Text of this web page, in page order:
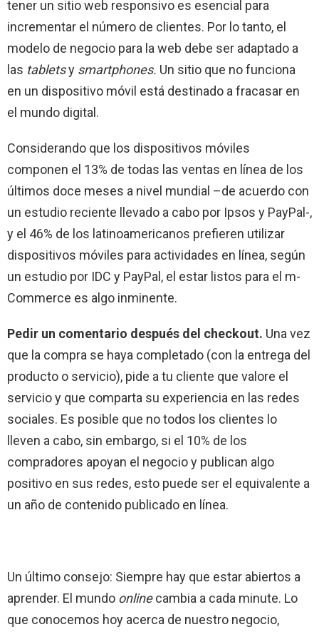
tener un sitio web responsivo es esencial para
incrementar el número de clientes. Por lo tanto, el
modelo de negocio para la web debe ser adaptado a
las tabletsy smartphones. Un sitio que no funciona
en un dispositivo móvil está destinado a fracasar en
el mundo digital.
Considerando que los dispositivos móviles
componen el 13% de todas las ventas en línea de los
últimos doce meses a nivel mundial –de acuerdo con
un estudio reciente llevado a cabo por Ipsos y PayPal-,
y el 46% de los latinoamericanos prefieren utilizar
dispositivos móviles para actividades en línea, según
un estudio por IDC y PayPal, el estar listos para el m-
Commerce es algo inminente.
Pedir un comentario después del checkout. Una vez
que la compra se haya completado (con la entrega del
producto o servicio), pide a tu cliente que valore el
servicio y que comparta su experiencia en las redes
sociales. Es posible que no todos los clientes lo
lleven a cabo, sin embargo, si el 10% de los
compradores apoyan el negocio y publican algo
positivo en sus redes, esto puede ser el equivalente a
un año de contenido publicado en línea.
Un último consejo: Siempre hay que estar abiertos a
aprender. El mundo onlinecambia a cada minute. Lo
que conocemos hoy acerca de nuestro negocio,